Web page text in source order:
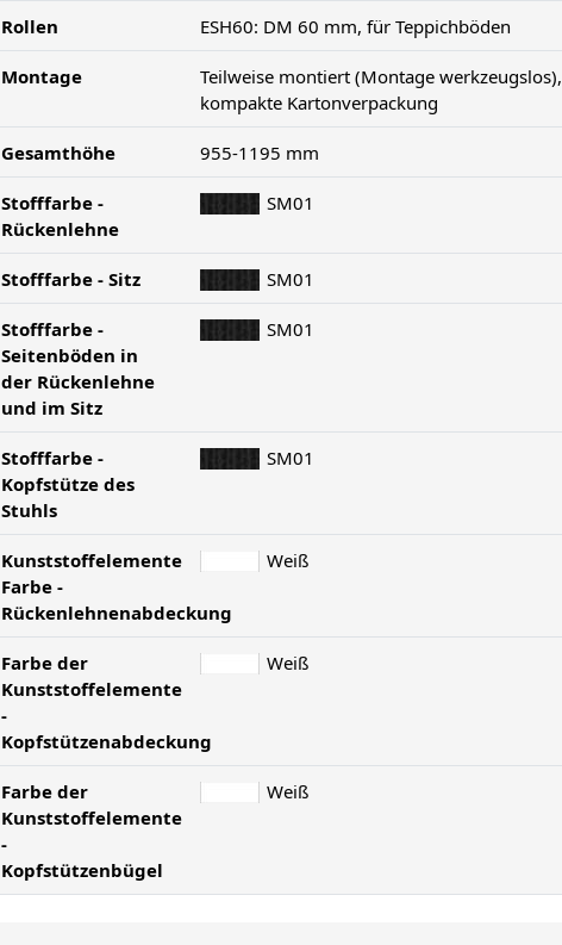
Rollen ESH60: DM 60 mm, für Teppichböden
Montage
Teilweise montiert (Montage werkzeugslos),
kompakte Kartonverpackung
Gesamthöhe 955-1195 mm
Stofffarbe -
Rückenlehne
SM01
Stofffarbe - Sitz SM01
Stofffarbe -
Seitenböden in
der Rückenlehne
und im Sitz
SM01
Stofffarbe -
Kopfstütze des
Stuhls
SM01
Kunststoffelemente
Farbe -
Rückenlehnenabdeckung
Weiß
Farbe der
Kunststoffelemente
-
Kopfstützenabdeckung
Weiß
Farbe der
Kunststoffelemente
-
Kopfstützenbügel
Weiß